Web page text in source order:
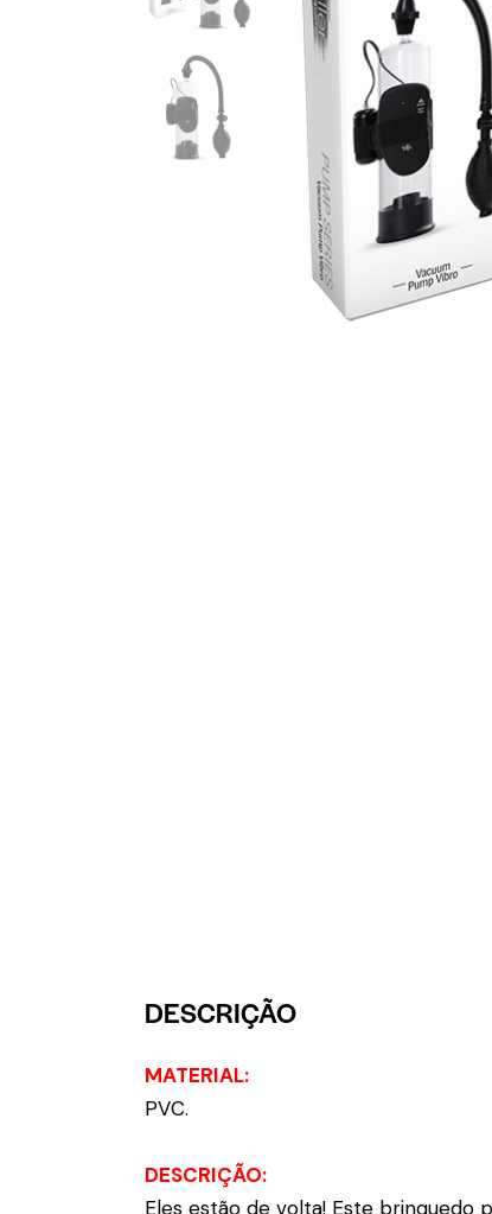
DESCRIÇÃO
MATERIAL:
PVC.
DESCRIÇÃO:
Eles estão de volta! Este brinquedo